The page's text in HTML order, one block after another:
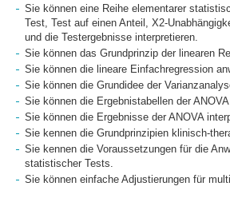
Sie können eine Reihe elementarer
Test, Test auf einen Anteil, X2-
und die Testergebnisse interpretieren.
Sie können das Grundprinzip der linearen
Sie können die lineare Einfachregression
Sie können die Grundidee der
Sie können die Ergebnistabellen der
Sie können die Ergebnisse der ANOVA
Sie kennen die Grundprinzipien klinisch-
Sie kennen die Voraussetzungen für die
statistischer Tests.
Sie können einfache Adjustierungen für